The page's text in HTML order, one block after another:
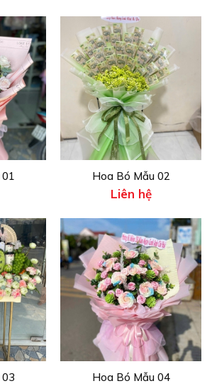
Hoa Bó Mẫu 02
Liên hệ
Hoa Bó Mẫu 04